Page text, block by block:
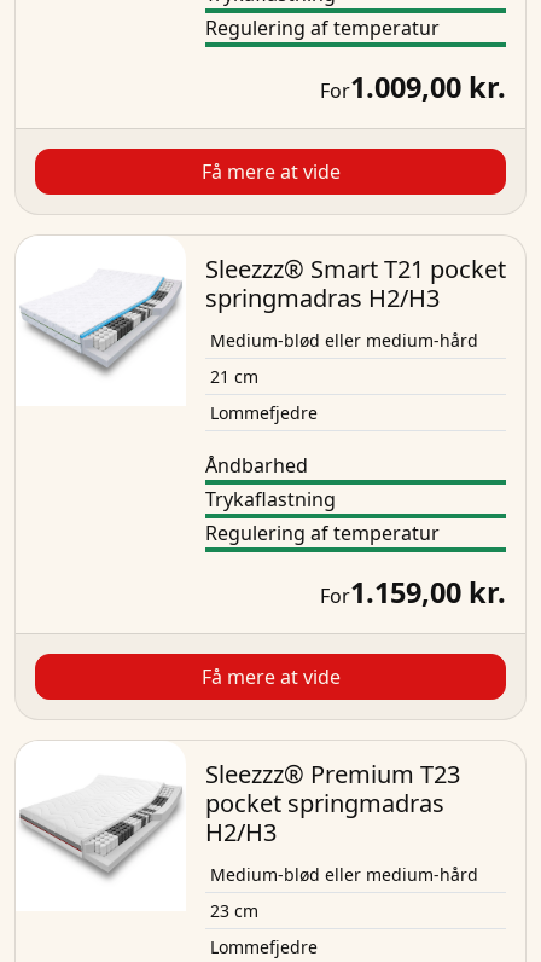
Regulering af temperatur
For1.009,00 kr.
Få mere at vide
Sleezzz® Smart T21 pocket
springmadras H2/H3
Medium-blød eller medium-hård
21 cm
Lommefjedre
Åndbarhed
Trykaflastning
Regulering af temperatur
For1.159,00 kr.
Få mere at vide
Sleezzz® Premium T23
pocket springmadras
H2/H3
Medium-blød eller medium-hård
23 cm
Lommefjedre